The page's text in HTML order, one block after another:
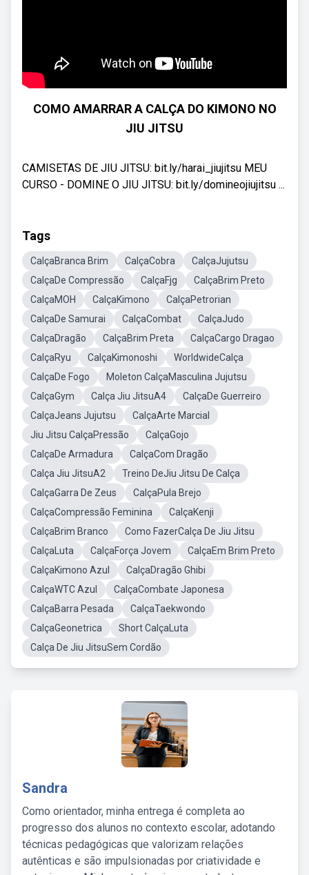
COMO AMARRAR A CALÇA DO KIMONO NO
JIU JITSU
CAMISETAS DE JIU JITSU: bit.ly/harai_jiujitsu MEU
CURSO - DOMINE O JIU JITSU: bit.ly/domineojiujitsu ...
Tags
CalçaBranca Brim CalçaCobra
CalçaJujutsu
CalçaDe Compressão
CalçaFjg
CalçaBrim Preto
CalçaMOH
CalçaKimono
CalçaPetrorian
CalçaDe Samurai
CalçaCombat
CalçaJudo
CalçaDragão
CalçaBrim Preta
CalçaCargo Dragao
CalçaRyu
CalçaKimonoshi
WorldwideCalça
CalçaDe Fogo
Moleton CalçaMasculina Jujutsu
CalçaGym
Calça Jiu JitsuA4
CalçaDe Guerreiro
CalçaJeans Jujutsu
CalçaArte Marcial
Jiu Jitsu CalçaPressão
CalçaGojo
CalçaDe Armadura
CalçaCom Dragão
Calça Jiu JitsuA2
Treino DeJiu Jitsu De Calça
CalçaGarra De Zeus
CalçaPula Brejo
CalçaCompressão Feminina
CalçaKenji
CalçaBrim Branco
Como FazerCalça De Jiu Jitsu
CalçaLuta
CalçaForça Jovem
CalçaEm Brim Preto
CalçaKimono Azul
CalçaDragão Ghibi
CalçaWTC Azul
CalçaCombate Japonesa
CalçaBarra Pesada
CalçaTaekwondo
CalçaGeonetrica
Short CalçaLuta
Calça De Jiu JitsuSem Cordão
Sandra
Como orientador, minha entrega é completa ao
progresso dos alunos no contexto escolar, adotando
técnicas pedagógicas que valorizam relações
autênticas e são impulsionadas por criatividade e